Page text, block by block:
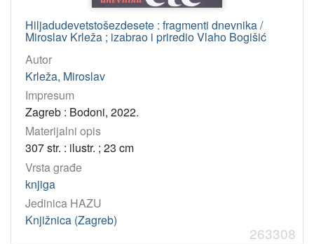
Hiljadudevetstošezdesete : fragmenti dnevnika /
Miroslav Krleža ; izabrao i priredio Vlaho Bogišić
Autor
Krleža, Miroslav
Impresum
Zagreb : Bodoni, 2022.
Materijalni opis
307 str. : ilustr. ; 23 cm
Vrsta građe
knjiga
Jedinica HAZU
Knjižnica (Zagreb)
263308